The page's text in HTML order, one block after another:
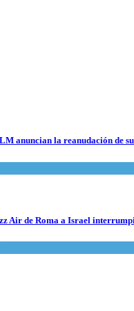
anuncian la reanudación de
Air de Roma a Israel